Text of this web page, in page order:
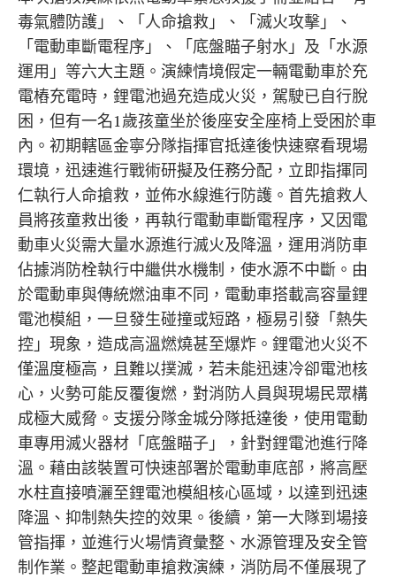
毒氣體防護」、「人命搶救」、「滅火攻擊」、
「電動車斷電程序」、「底盤瞄子射水」及「水源
運用」等六大主題。演練情境假定一輛電動車於充
電樁充電時，鋰電池過充造成火災，駕駛已自行脫
困，但有一名1歲孩童坐於後座安全座椅上受困於車
內。初期轄區金寧分隊指揮官抵達後快速察看現場
環境，迅速進行戰術研擬及任務分配，立即指揮同
仁執行人命搶救，並佈水線進行防護。首先搶救人
員將孩童救出後，再執行電動車斷電程序，又因電
動車火災需大量水源進行滅火及降溫，運用消防車
佔據消防栓執行中繼供水機制，使水源不中斷。由
於電動車與傳統燃油車不同，電動車搭載高容量鋰
電池模組，一旦發生碰撞或短路，極易引發「熱失
控」現象，造成高溫燃燒甚至爆炸。鋰電池火災不
僅溫度極高，且難以撲滅，若未能迅速冷卻電池核
心，火勢可能反覆復燃，對消防人員與現場民眾構
成極大威脅。支援分隊金城分隊抵達後，使用電動
車專用滅火器材「底盤瞄子」，針對鋰電池進行降
溫。藉由該裝置可快速部署於電動車底部，將高壓
水柱直接噴灑至鋰電池模組核心區域，以達到迅速
降溫、抑制熱失控的效果。後續，第一大隊到場接
管指揮，並進行火場情資彙整、水源管理及安全管
制作業。整起電動車搶救演練，消防局不僅展現了